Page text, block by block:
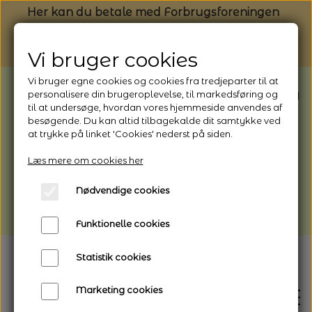
Her kan du betale med Forbrugsforeningen
BEMÆRK: Butikken har ferielukket* fra
1/8 - 9/8 - 2026
*Webshoppen er åben og sender hele
afhentning
Vi gør opmærksom på, at der kan være lidt
længere leveringstid
Vi bruger cookies
Vi bruger egne cookies og cookies fra tredjeparter til at
personalisere din brugeroplevelse, til markedsføring og
til at undersøge, hvordan vores hjemmeside anvendes af
besøgende. Du kan altid tilbagekalde dit samtykke ved
at trykke på linket 'Cookies' nederst på siden.
Læs mere om cookies her
Nødvendige cookies
Funktionelle cookies
Statistik cookies
Marketing cookies